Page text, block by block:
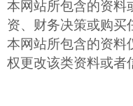
本网站所包含的资料
资、财务决策或购买
本网站所包含的资料
权更改该类资料或者